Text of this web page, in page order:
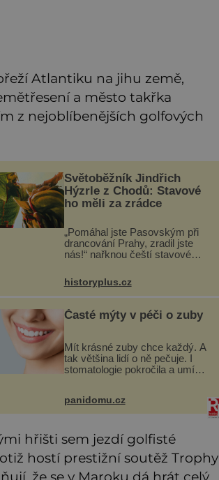
Atlantiku na jihu země,
a město takřka
z nejoblíbenějších golfových
Světoběžník Jindřich
Hýzrle z Chodů: Stavové
ho měli za zrádce
„Pomáhal jste Pasovským při
drancování Prahy, zradil jste
nás!“ nařknou čeští stavové
hotovosti. Jindřich se však
zastrašit nenechá. Zachová
chladnou hlavu a trestu unikne.
historyplus.cz
Časté mýty v péči o zuby
Mít krásné zuby chce každý. A
tak většina lidí o ně pečuje. I
stomatologie pokročila a umí
nedaří vyvrátit. Které? Večer
místo čištění s
panidomu.cz
hřišti sem jezdí golfisté
hostí prestižní soutěž Trophy
že se v Maroku dá hrát celý